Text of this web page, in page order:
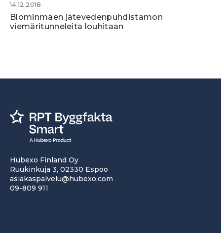
14.12.2018
Blominmäen jätevedenpuhdistamon
viemäritunneleita louhitaan
Hubexo Finland Oy
Ruukinkuja 3, 02330 Espoo
asiakaspalvelu@hubexo.com
09-809 911